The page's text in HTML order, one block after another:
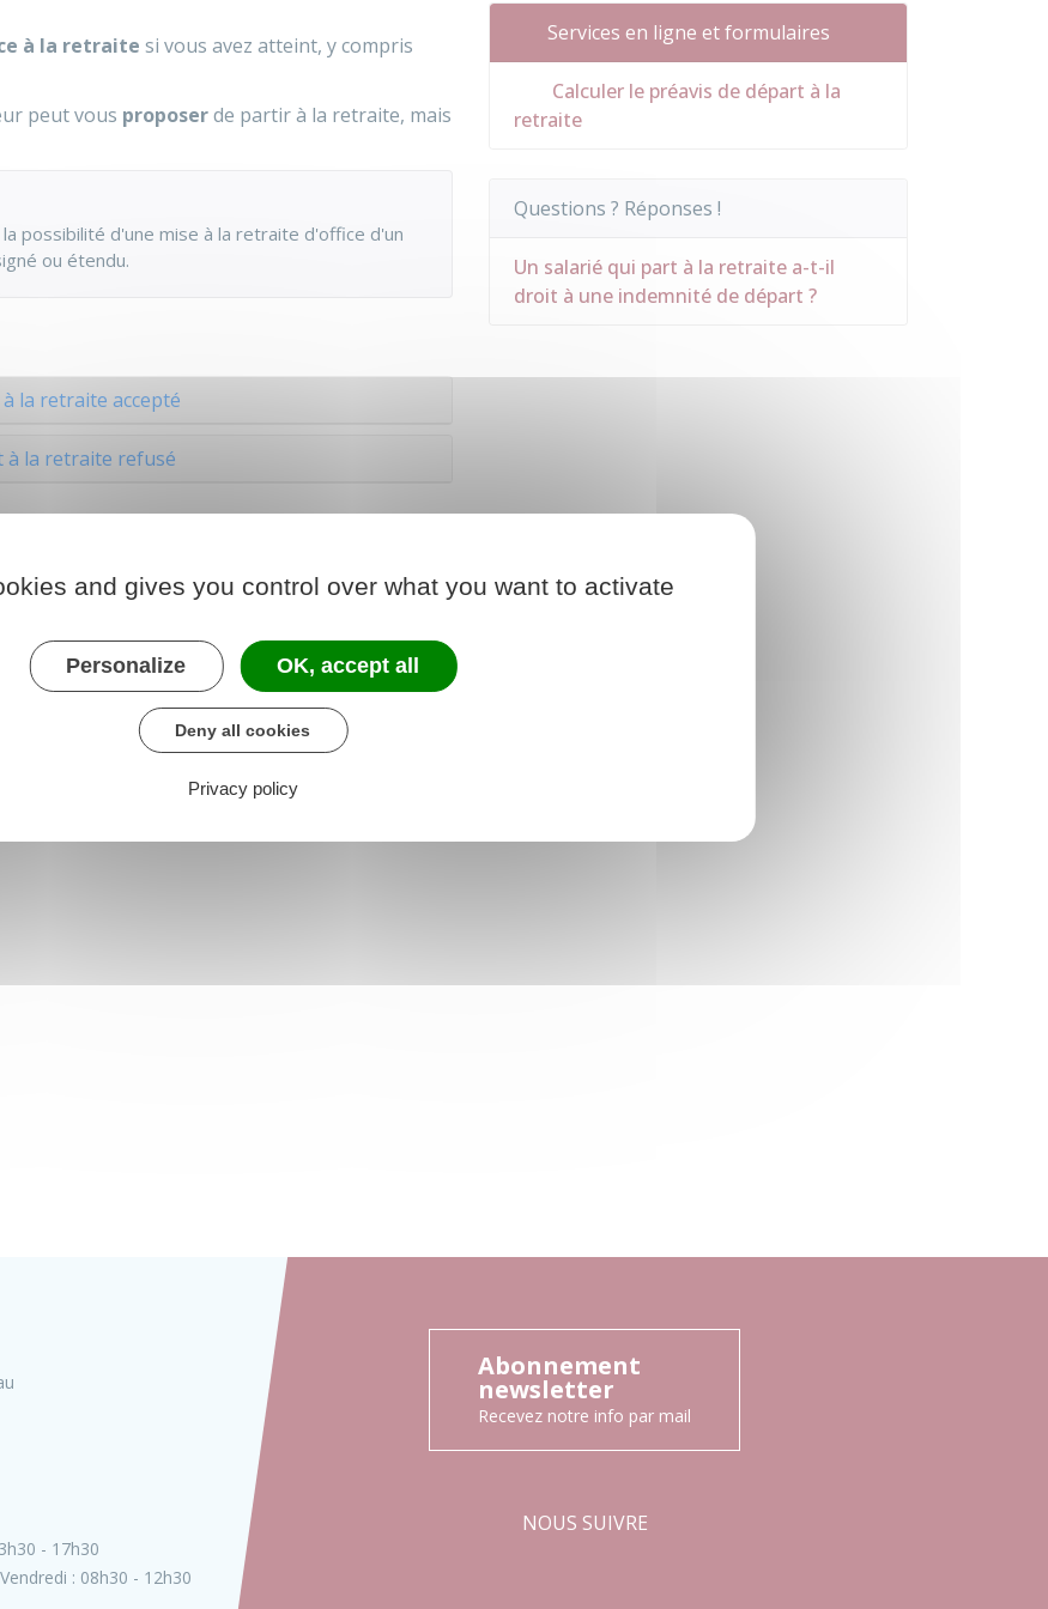
à la retraite si vous avez atteint, y compris
peut vous proposerde partir à la retraite, mais
possibilité d'une mise à la retraite d'office d'un
ou étendu.
la retraite accepté
à la retraite refusé
Services en ligne et formulaires
Calculer le préavis de départ à la
retraite
Questions ? Réponses !
Un salarié qui part à la retraite a-t-il
droit à une indemnité de départ ?
- 17h30
: 08h30 - 12h30
Abonnement
newsletter
Recevez notre info par mail
NOUS SUIVRE
and gives you control over what you want to activate
Personalize OK, accept all
Deny all cookies
Privacy policy